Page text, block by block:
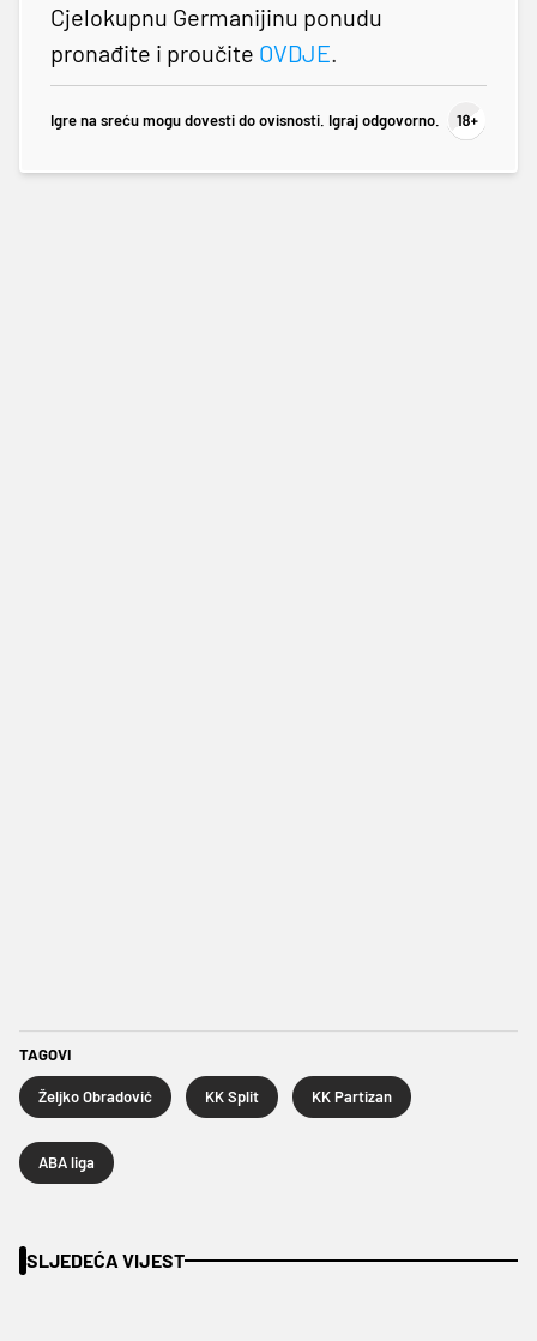
Cjelokupnu Germanijinu ponudu
pronađite i proučite OVDJE.
Igre na sreću mogu dovesti do ovisnosti. Igraj odgovorno.
TAGOVI
Željko Obradović KK Split KK Partizan
ABA liga
SLJEDEĆA VIJEST